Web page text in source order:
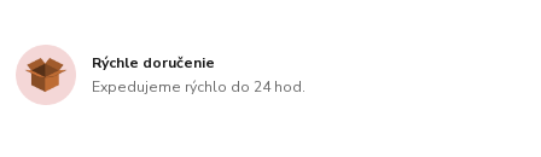
Rýchle doručenie
Expedujeme rýchlo do 24 hod.